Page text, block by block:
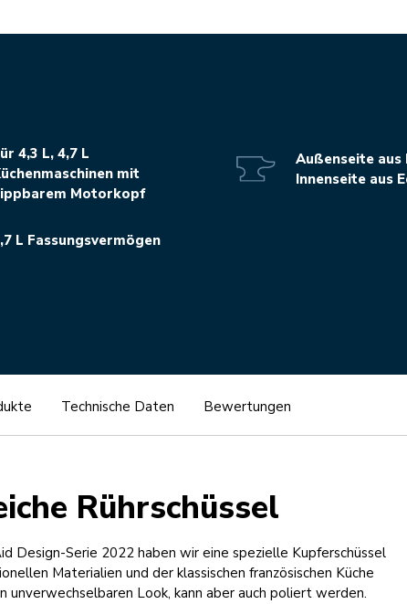
4,3 L, 4,7 L
mit
Motorkopf
L Fassungsvermögen
Außenseite aus
Innenseite aus
Technische Daten Bewertungen
Rührschüssel
Design-Serie 2022 haben wir eine spezielle Kupferschüssel
Materialien und der klassischen französischen Küche
Look, kann aber auch poliert werden.